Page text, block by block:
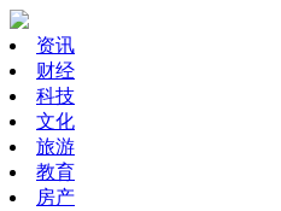
资讯
财经
科技
文化
旅游
教育
房产